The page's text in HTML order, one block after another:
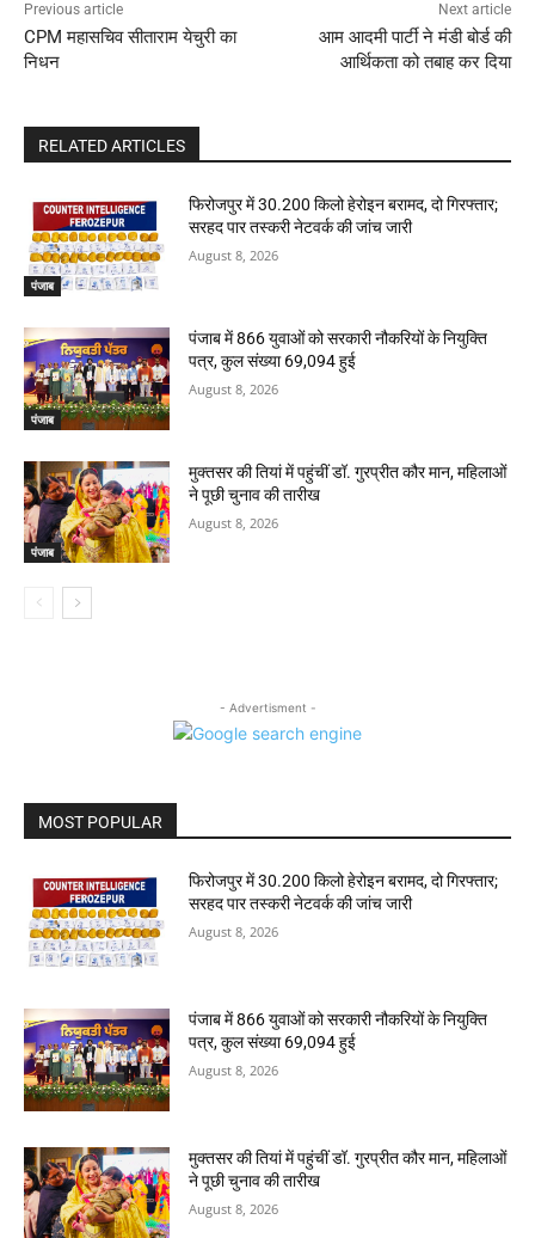
Previous article
CPM महासचिव सीताराम येचुरी का
निधन
Next article
आम आदमी पार्टी ने मंडी बोर्ड की
आर्थिकता को तबाह कर दिया
RELATED ARTICLES
पंजाब
फिरोजपुर में 30.200 किलो हेरोइन बरामद, दो गिरफ्तार;
सरहद पार तस्करी नेटवर्क की जांच जारी
August 8, 2026
पंजाब
पंजाब में 866 युवाओं को सरकारी नौकरियों के नियुक्ति
पत्र, कुल संख्या 69,094 हुई
August 8, 2026
पंजाब
मुक्तसर की तियां में पहुंचीं डॉ. गुरप्रीत कौर मान, महिलाओं
ने पूछी चुनाव की तारीख
August 8, 2026
- Advertisment -
MOST POPULAR
फिरोजपुर में 30.200 किलो हेरोइन बरामद, दो गिरफ्तार;
सरहद पार तस्करी नेटवर्क की जांच जारी
August 8, 2026
पंजाब में 866 युवाओं को सरकारी नौकरियों के नियुक्ति
पत्र, कुल संख्या 69,094 हुई
August 8, 2026
मुक्तसर की तियां में पहुंचीं डॉ. गुरप्रीत कौर मान, महिलाओं
ने पूछी चुनाव की तारीख
August 8, 2026